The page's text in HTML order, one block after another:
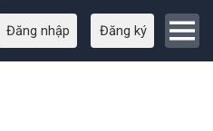
Đăng nhập Đăng ký